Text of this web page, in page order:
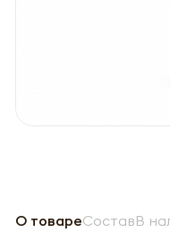
О товареСоставВ